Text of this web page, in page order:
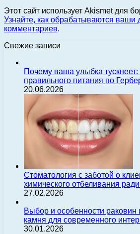
Этот сайт использует Akismet для
Узнайте, как обрабатываются ваши
комментариев.
Свежие записи
Почему ваша улыбка тускнеет:
правильного питания по
20.06.2026
Стоматология с заботой о
химического отбеливания
27.02.2026
Выбор и особенности раковин
камня для современного
30.01.2026